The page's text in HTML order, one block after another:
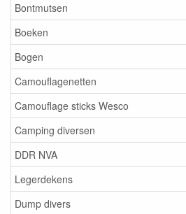
Bontmutsen
Boeken
Bogen
Camouflagenetten
Camouflage sticks Wesco
Camping diversen
DDR NVA
Legerdekens
Dump divers